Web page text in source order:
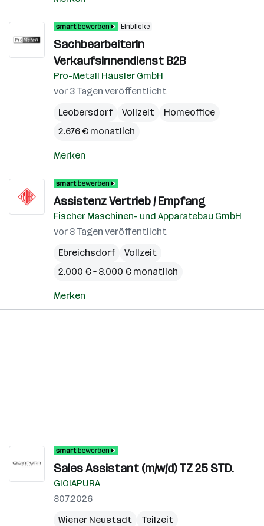
Einblicke
SachbearbeiterIn
Verkaufsinnendienst B2B
Pro-Metall Häusler GmbH
vor 3 Tagen veröffentlicht
Leobersdorf
Vollzeit
Homeoffice
2.676 € monatlich
Merken
Assistenz Vertrieb / Empfang
Fischer Maschinen- und Apparatebau GmbH
vor 3 Tagen veröffentlicht
Ebreichsdorf
Vollzeit
2.000 € – 3.000 € monatlich
Merken
Sales Assistant (m/w/d) TZ 25 STD.
GIOIAPURA
30.7.2026
Wiener Neustadt
Teilzeit